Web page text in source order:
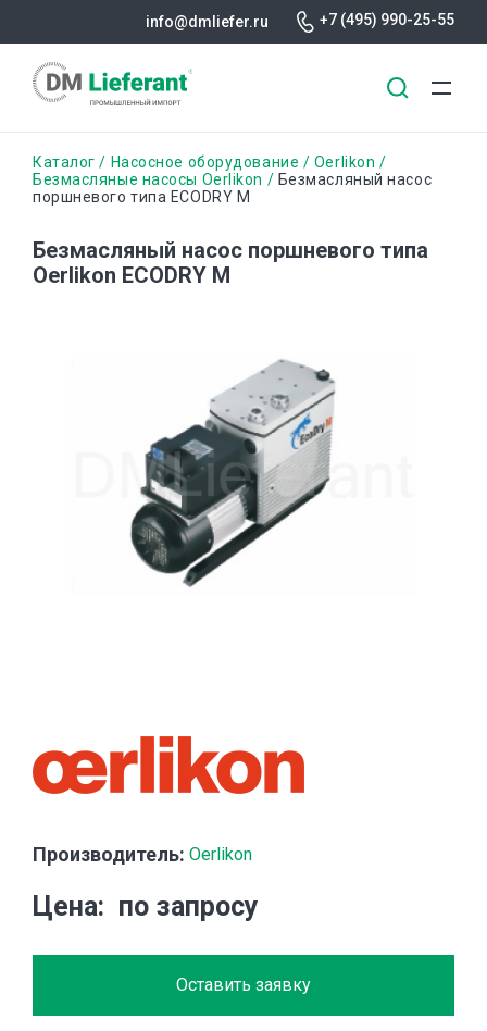
основному
info@dmliefer.ru +7 (495) 990-25-55
Строка
навигации
Каталог Насосное оборудование
Oerlikon
Безмасляные насосы Oerlikon
Безмасляный насос
поршневого типа ECODRY M
Безмасляный насос поршневого типа
Oerlikon ECODRY M
Производитель: Oerlikon
Цена по запросу
Оставить заявку